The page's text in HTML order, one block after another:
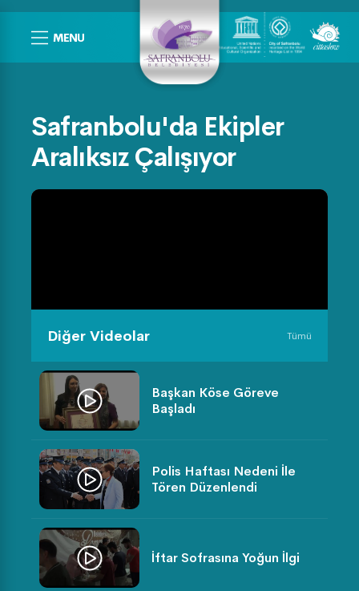
MENU
Safranbolu'da Ekipler
Aralıksız Çalışıyor
Diğer Videolar Tümü
Başkan Köse Göreve
Başladı
Polis Haftası Nedeni İle
Tören Düzenlendi
İftar Sofrasına Yoğun İlgi